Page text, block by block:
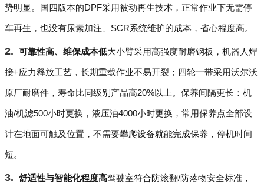
势明显。国四版本的DPF采用被动再生技术，正常作业下无需停
车再生，也没有尿素加注、SCR系统维护的成本，省心程度高。
可靠性高、维保成本低大小臂采用高强度耐磨钢板，机器人焊
接+应力释放工艺，长期重载作业不易开裂；四轮一带采用沃尔沃
原厂耐磨件，寿命比同级别产品高20%以上。保养间隔更长：机
油/机滤500小时更换，液压油4000小时更换，常用保养点全部设
计在地面可触及位置，不需要攀爬设备就能完成保养，停机时间
短。
舒适性与智能化程度高驾驶室符合防滚翻/防落物安全标准，